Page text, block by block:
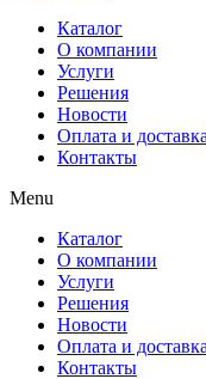
Каталог
О компании
Услуги
Решения
Новости
Оплата и доставка
Контакты
Menu
Каталог
О компании
Услуги
Решения
Новости
Оплата и доставка
Контакты